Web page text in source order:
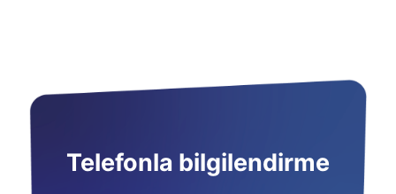
Telefonla bilgilendirme